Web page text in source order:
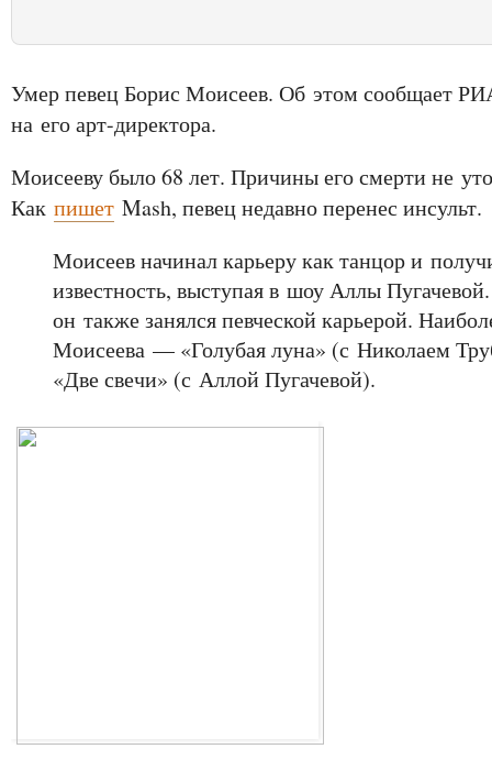
Умер певец Борис Моисеев. Об этом сообщает
на его арт-директора.
Моисееву было 68 лет. Причины его смерти не
Как пишет Mash, певец недавно перенес инсульт.
Моисеев начинал карьеру как танцор и
известность, выступая в шоу Аллы
он также занялся певческой карьерой.
Моисеева — «Голубая луна» (с Николаем
«Две свечи» (с Аллой Пугачевой).